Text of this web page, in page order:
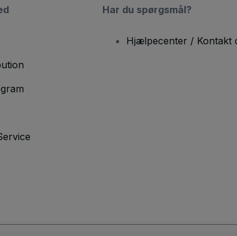
Har du spørgsmål?
Hjælpecenter / Kontakt